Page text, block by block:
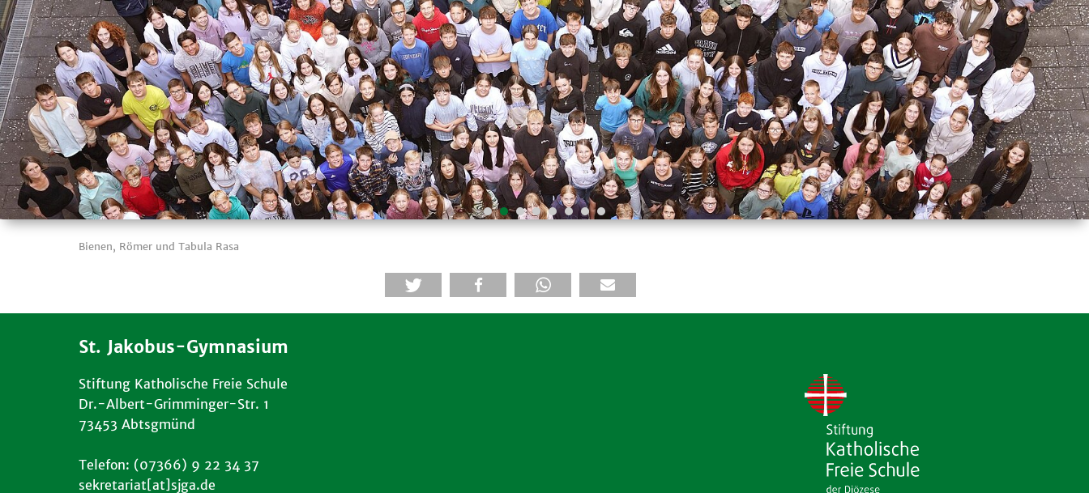
Bienen, Römer und Tabula Rasa
St. Jakobus-Gymnasium
Stiftung Katholische Freie Schule
Dr.-Albert-Grimminger-Str. 1
73453 Abtsgmünd
Telefon: (07366) 9 22 34 37
sekretariat[at]sjga.de